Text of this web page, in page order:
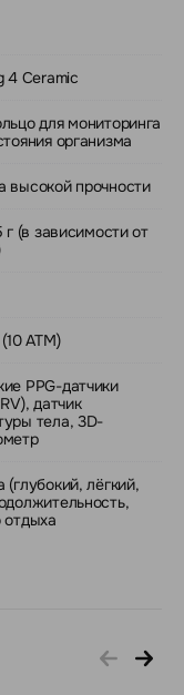
4 Ceramic
для мониторинга
организма
высокой прочности
(в зависимости от
ATM)
PPG-датчики
датчик
тела, 3D-
лёгкий,
отдыха